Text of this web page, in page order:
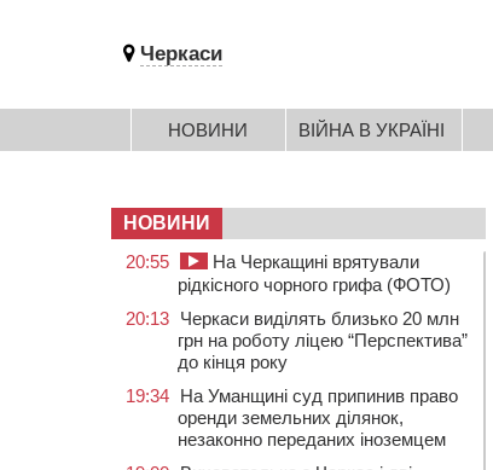
Черкаси
НОВИНИ ВІЙНА В УКРАЇНІ
НОВИНИ
20:55
На Черкащині врятували
рідкісного чорного грифа (ФОТО)
20:13 Черкаси виділять близько 20 млн
грн на роботу ліцею “Перспектива”
до кінця року
19:34 На Уманщині суд припинив право
оренди земельних ділянок,
незаконно переданих іноземцем